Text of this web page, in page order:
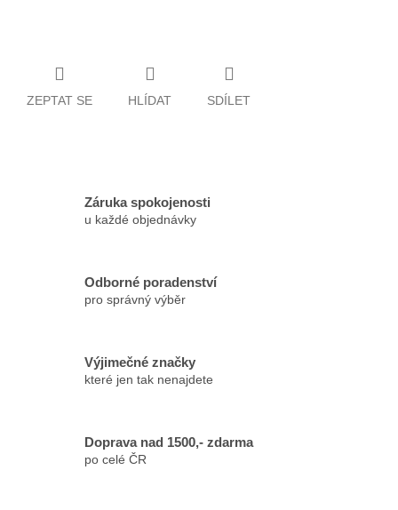
ZEPTAT SE HLÍDAT SDÍLET
Záruka spokojenosti
u každé objednávky
Odborné poradenství
pro správný výběr
Výjimečné značky
které jen tak nenajdete
Doprava nad 1500,- zdarma
po celé ČR